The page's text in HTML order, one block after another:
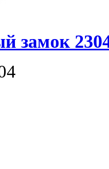
замок